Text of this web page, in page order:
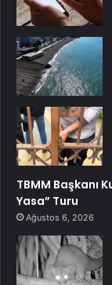
TBMM Başkanı
Yasa” Turu
Ağustos 6, 2026